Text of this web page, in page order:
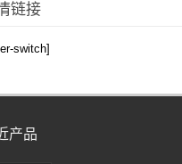
链接
switch]
产品